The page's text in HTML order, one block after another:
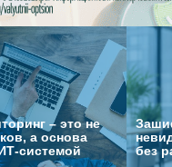
– это не
а основа
системой
без